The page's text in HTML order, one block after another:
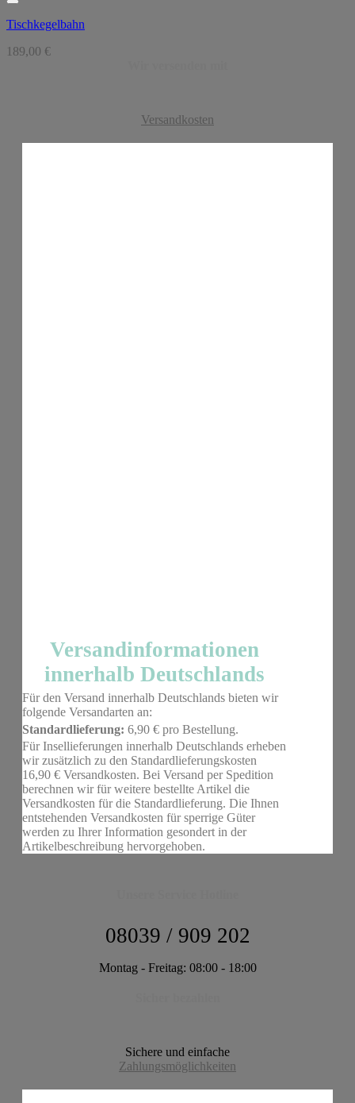
Tischkegelbahn
189,00 €
Versandkosten
Versandinformationen
innerhalb Deutschlands
Für den Versand innerhalb Deutschlands bieten wir
folgende Versandarten an:
Standardlieferung: 6,90 € pro Bestellung.
Für Insellieferungen innerhalb Deutschlands erheben
wir zusätzlich zu den Standardlieferungskosten
16,90 € Versandkosten. Bei Versand per Spedition
berechnen wir für weitere bestellte Artikel die
Versandkosten für die Standardlieferung. Die Ihnen
entstehenden Versandkosten für sperrige Güter
werden zu Ihrer Information gesondert in der
Artikelbeschreibung hervorgehoben.
08039 / 909 202
Montag - Freitag: 08:00 - 18:00
Sichere und einfache
Zahlungsmöglichkeiten